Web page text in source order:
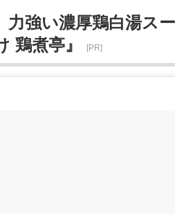
力強い濃厚鶏白湯ス
鶏煮亭』
[PR]